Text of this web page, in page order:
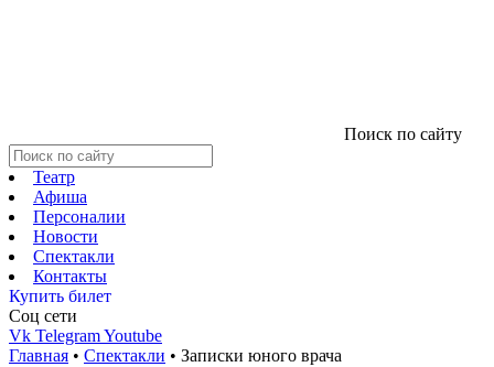
Поиск по сайту
Театр
Афиша
Персоналии
Новости
Спектакли
Контакты
Купить билет
Соц cети
Vk TelegramYoutube
Главная • Спектакли • Записки юного врача